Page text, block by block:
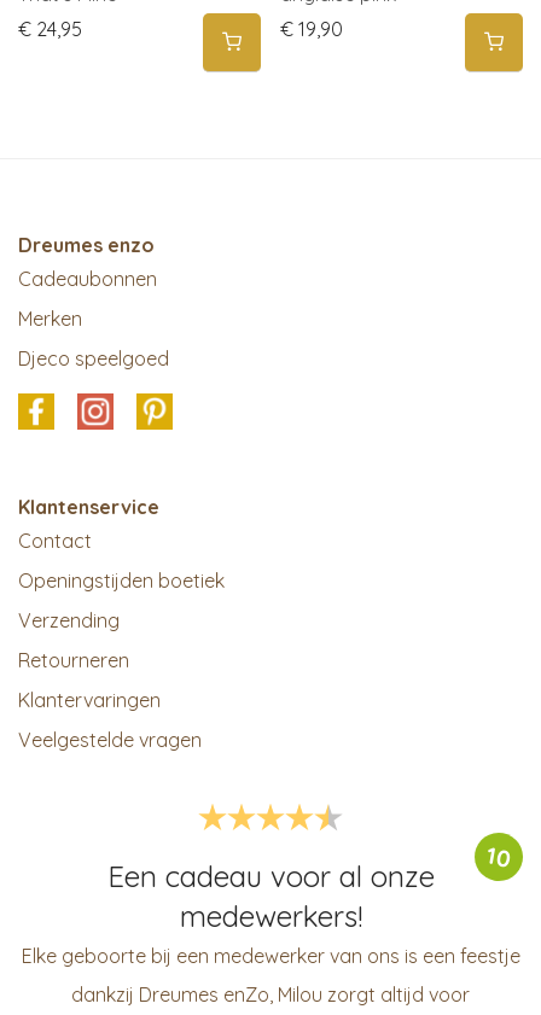
€ 24,95
€ 19,90
Dreumes enzo
Cadeaubonnen
Merken
Djeco speelgoed
Klantenservice
Contact
Openingstijden boetiek
Verzending
Retourneren
Klantervaringen
Veelgestelde vragen
10
Een cadeau voor al onze
medewerkers!
Elke geboorte bij een medewerker van ons is een feestje
dankzij Dreumes enZo, Milou zorgt altijd voor